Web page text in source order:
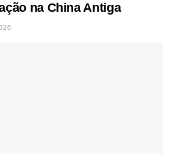
na China Antiga